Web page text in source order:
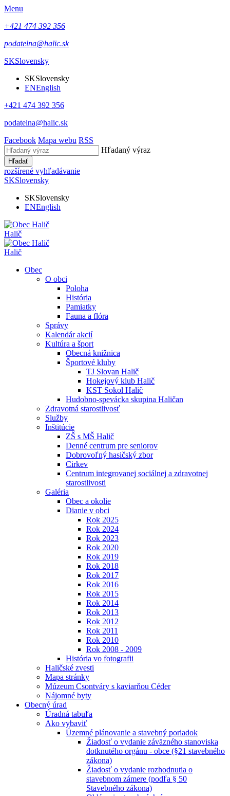
Menu
+421 474 392 356
podatelna@halic.sk
SKSlovensky
SKSlovensky
ENEnglish
+421 474 392 356
podatelna@halic.sk
Facebook Mapa webu RSS
Hľadaný výraz
Hľadať
rozšírené vyhľadávanie
SKSlovensky
SKSlovensky
ENEnglish
Halič
Halič
Obec
O obci
Poloha
História
Pamiatky
Fauna a flóra
Správy
Kalendár akcií
Kultúra a šport
Obecná knižnica
Športové kluby
TJ Slovan Halič
Hokejový klub Halič
KST Sokol Halič
Hudobno-spevácka skupina Haličan
Zdravotná starostlivosť
Služby
Inštitúcie
ZŠ s MŠ Halič
Denné centrum pre seniorov
Dobrovoľný hasičský zbor
Cirkev
Centrum integrovanej sociálnej a zdravotnej
starostlivosti
Galéria
Obec a okolie
Dianie v obci
Rok 2025
Rok 2024
Rok 2023
Rok 2020
Rok 2019
Rok 2018
Rok 2017
Rok 2016
Rok 2015
Rok 2014
Rok 2013
Rok 2012
Rok 2011
Rok 2010
Rok 2008 - 2009
História vo fotografii
Haličské zvesti
Mapa stránky
Múzeum Csontváry s kaviarňou Céder
Nájomné byty
Obecný úrad
Úradná tabuľa
Ako vybaviť
Územné plánovanie a stavebný poriadok
Žiadosť o vydanie záväzného stanoviska
dotknutého orgánu - obce (§21 stavebného
zákona)
Žiadosť o vydanie rozhodnutia o
stavebnom zámere (podľa § 50
Stavebného zákona)